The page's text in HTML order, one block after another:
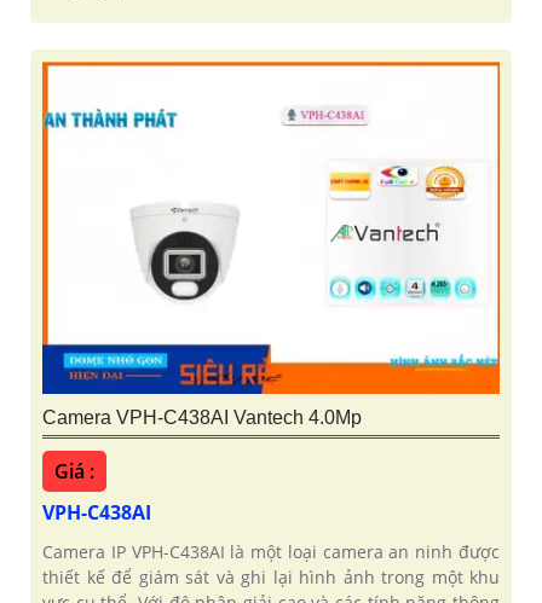
Camera VPH-C438AI Vantech 4.0Mp
Giá :
VPH-C438AI
Camera IP VPH-C438AI là một loại camera an ninh được
thiết kế để giám sát và ghi lại hình ảnh trong một khu